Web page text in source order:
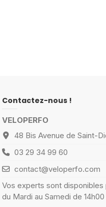
Contactez-nous !
VELOPERFO
48 Bis Avenue de Saint-
03 29 34 99 60
contact@veloperfo.com
Vos experts sont disponibles
du Mardi au Samedi de 14h00